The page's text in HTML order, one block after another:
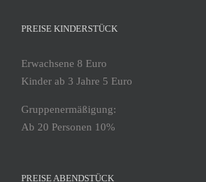
PREISE KINDERSTÜCK
Erwachsene 8 Euro
Kinder ab 3 Jahre 5 Euro
Gruppenermäßigung:
Ab 20 Personen 10%
PREISE ABENDSTÜCK